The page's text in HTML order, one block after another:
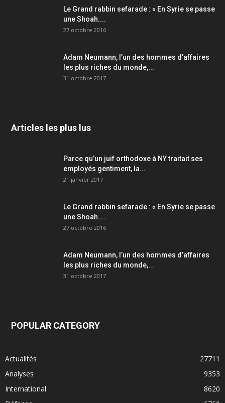
Le Grand rabbin sefarade : « En Syrie se passe
une Shoah....
27 octobre 2016
Adam Neumann, l’un des hommes d’affaires
les plus riches du monde,...
31 octobre 2017
Articles les plus lus
Parce qu’un juif orthodoxe à NY traitait ses
employés gentiment, la...
21 janvier 2017
Le Grand rabbin sefarade : « En Syrie se passe
une Shoah....
27 octobre 2016
Adam Neumann, l’un des hommes d’affaires
les plus riches du monde,...
31 octobre 2017
POPULAR CATEGORY
Actualités
27711
Analyses
9353
International
8620